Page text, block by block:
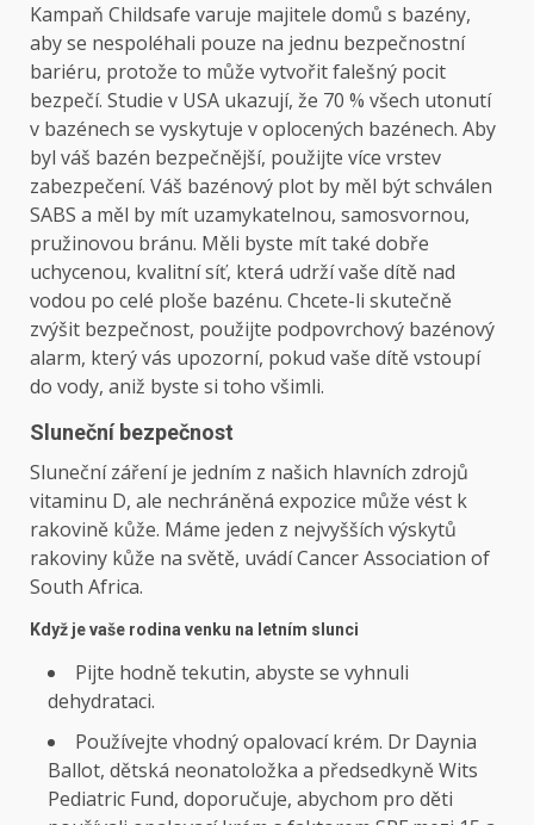
Kampaň Childsafe varuje majitele domů s bazény,
aby se nespoléhali pouze na jednu bezpečnostní
bariéru, protože to může vytvořit falešný pocit
bezpečí. Studie v USA ukazují, že 70 % všech utonutí
v bazénech se vyskytuje v oplocených bazénech. Aby
byl váš bazén bezpečnější, použijte více vrstev
zabezpečení. Váš bazénový plot by měl být schválen
SABS a měl by mít uzamykatelnou, samosvornou,
pružinovou bránu. Měli byste mít také dobře
uchycenou, kvalitní síť, která udrží vaše dítě nad
vodou po celé ploše bazénu. Chcete-li skutečně
zvýšit bezpečnost, použijte podpovrchový bazénový
alarm, který vás upozorní, pokud vaše dítě vstoupí
do vody, aniž byste si toho všimli.
Sluneční bezpečnost
Sluneční záření je jedním z našich hlavních zdrojů
vitaminu D, ale nechráněná expozice může vést k
rakovině kůže. Máme jeden z nejvyšších výskytů
rakoviny kůže na světě, uvádí Cancer Association of
South Africa.
Když je vaše rodina venku na letním slunci
Pijte hodně tekutin, abyste se vyhnuli
dehydrataci.
Používejte vhodný opalovací krém. Dr Daynia
Ballot, dětská neonatoložka a předsedkyně Wits
Pediatric Fund, doporučuje, abychom pro děti